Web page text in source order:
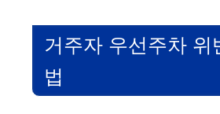
거주자 우선주차 위
법